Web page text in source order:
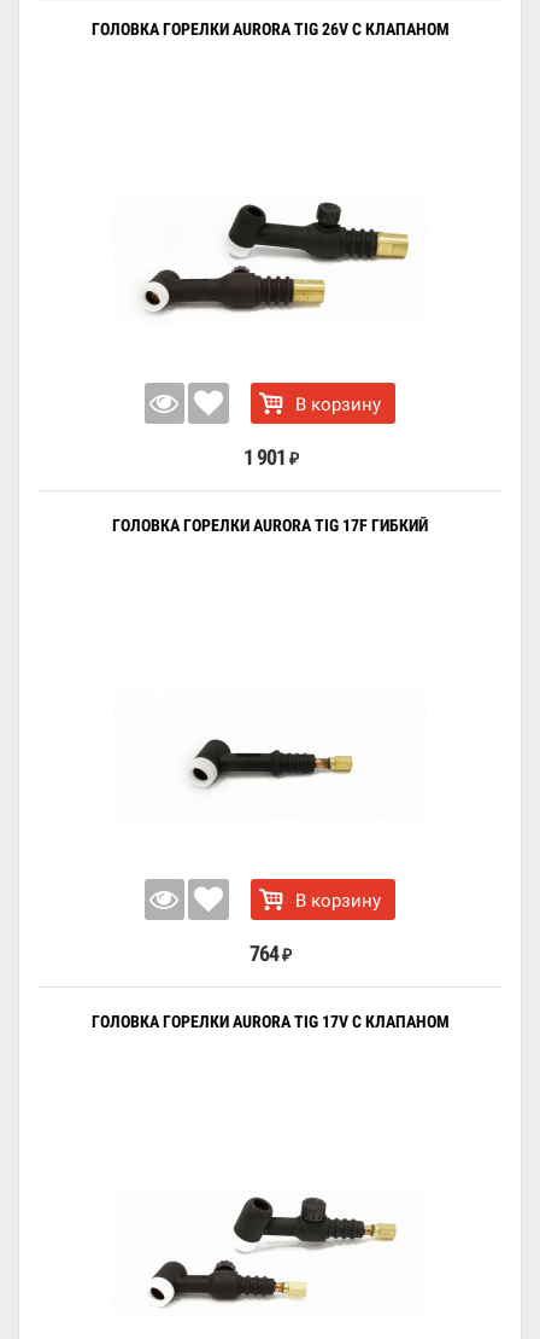
ГОЛОВКА ГОРЕЛКИ AURORA TIG 26V С КЛАПАНОМ
В корзину
1 901 ₽
ГОЛОВКА ГОРЕЛКИ AURORA TIG 17F ГИБКИЙ
В корзину
764 ₽
ГОЛОВКА ГОРЕЛКИ AURORA TIG 17V С КЛАПАНОМ